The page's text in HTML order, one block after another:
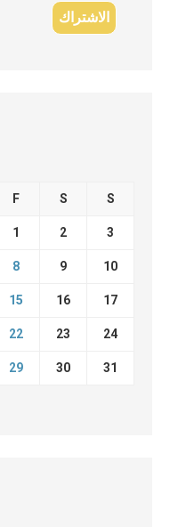
F S S
1 2 3
8 9 10
15 16 17
22 23 24
29 30 31